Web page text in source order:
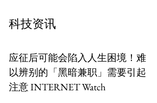
应征后可能会陷入人生困境！难
以辨别的「黑暗兼职」需要引起
注意 INTERNET Watch